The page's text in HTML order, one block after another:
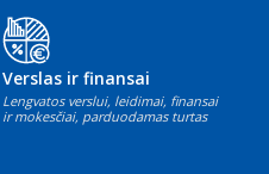
Verslas ir finansai
Lengvatos verslui, leidimai, finansai
ir mokesčiai, parduodamas turtas